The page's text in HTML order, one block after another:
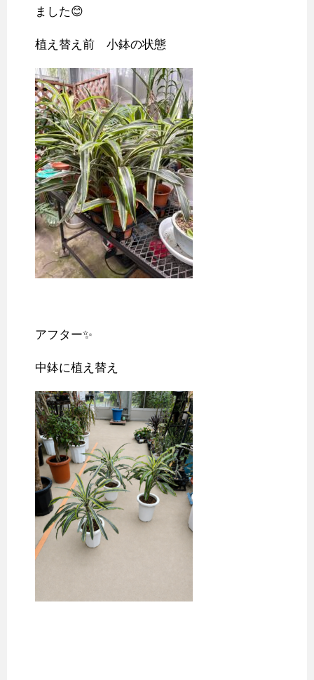
ました😊
植え替え前 小鉢の状態
アフター✨
中鉢に植え替え